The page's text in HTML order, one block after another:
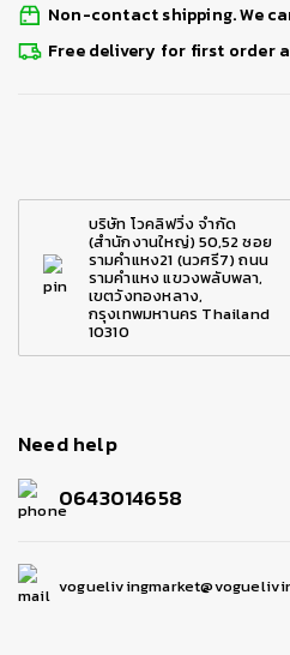
Non-contact shipping. We
Free delivery for first order
บริษัท โวคลิฟวิ่ง จำกัด
(สำนักงานใหญ่) 50,52 ซอย
รามคำแหง21 (นวศรี7) ถนน
รามคำแหง แขวงพลับพลา,
เขตวังทองหลาง,
กรุงเทพมหานคร Thailand
10310
Need help
0643014658